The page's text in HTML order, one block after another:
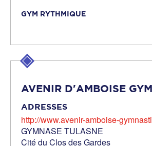
GYM RYTHMIQUE
AVENIR D'AMBOISE
ADRESSES
http://www.avenir-amboise-
GYMNASE TULASNE
Cité du Clos des Gardes